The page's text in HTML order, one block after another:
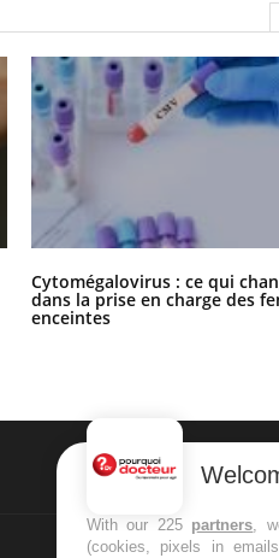
Cytomégalovirus : ce qui
dans la prise en charge des
enceintes
NEWSLETTER
Recevez toutes les
With our 225 partners,
(cookies, pixels in